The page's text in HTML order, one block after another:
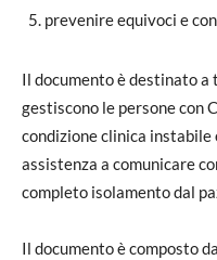
prevenire equivoci e
Il documento è destinato
gestiscono le persone con
condizione clinica instabile
assistenza a comunicare
completo isolamento dal
Il documento è composto